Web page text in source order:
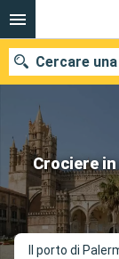
Crociere in
Cercare
Le nostre
Mesi di
Il porto di